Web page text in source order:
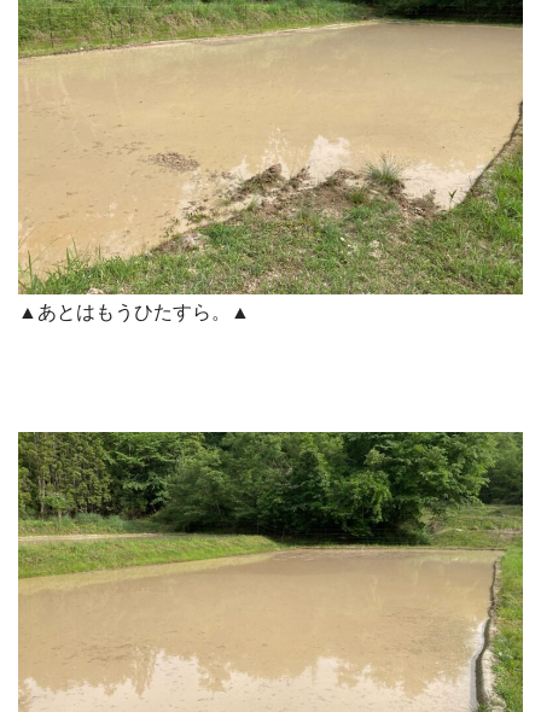
▲あとはもうひたすら。▲